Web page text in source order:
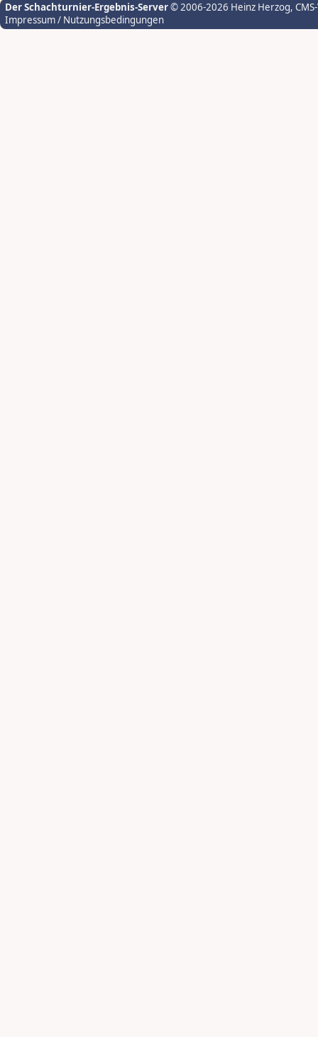
Der Schachturnier-Ergebnis-Server© 2006-2026 Heinz Herzog,
Impressum / Nutzungsbedingungen